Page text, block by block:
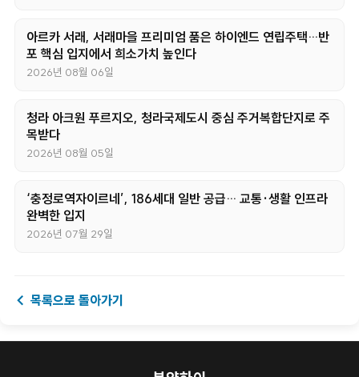
아르카 서래, 서래마을 프리미엄 품은 하이엔드 연립주택…반
포 핵심 입지에서 희소가치 높인다
2026년 08월 06일
청라 아크원 푸르지오, 청라국제도시 중심 주거복합단지로 주
목받다
2026년 08월 05일
‘충정로역자이르네’, 186세대 일반 공급… 교통·생활 인프라
완벽한 입지
2026년 07월 29일
← 목록으로 돌아가기